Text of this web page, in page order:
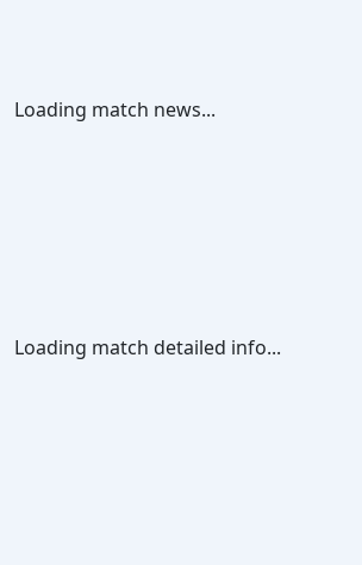
Loading match news...
Loading match detailed info...